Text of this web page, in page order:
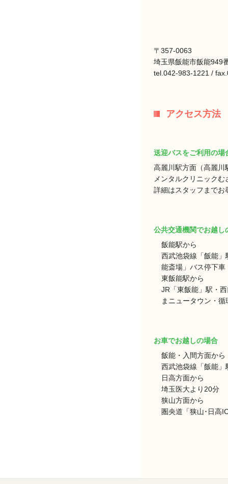
〒357-0063
埼玉県飯能市飯能949
tel.042-983-1221 /
アクセス方法
送迎バスをご利用の場
高麗川駅方面（高麗川
メンタルクリニック
詳細はスタッフまでお
公共交通機関でお越し
飯能駅から
西武池袋線「飯能
能斎場」バス停下車
東飯能駅から
JR「東飯能」駅・
まニュータウン・
お車でお越しの場合
飯能・入間方面から
西武池袋線「飯能
日高方面から
埼玉医大より20分
狭山方面から
圏央道「狭山･日高